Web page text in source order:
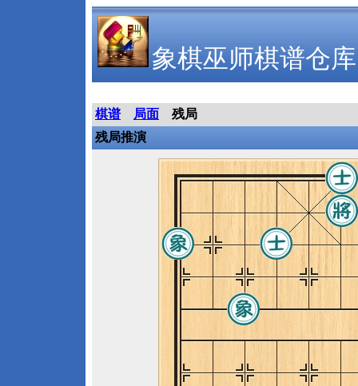
象棋巫师棋谱仓库
棋谱 局面
残局
残局推演